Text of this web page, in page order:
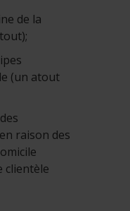
de la
(un atout
raison des
clientèle